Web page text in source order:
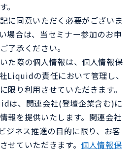
。
に同意いただく必要がございま
場合は、当セミナー参加のお申
了承ください。
た際の個人情報は、個人情報保
Liquidの責任において管理し、
限り利用させていただきます。
は、関連会社(登壇企業含む)に
報を提供いたします。関連会社
ジネス推進の目的に限り、お客
せていただきます。 個人情報保